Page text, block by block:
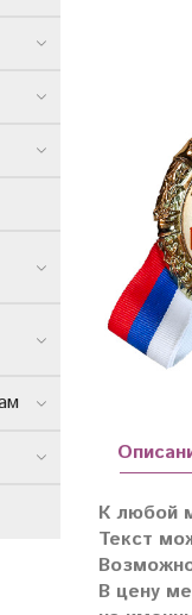
К любой
Текст
В цену